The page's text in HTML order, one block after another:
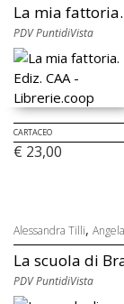
La mia fattoria.
PDV PuntidiVista
CARTACEO
€ 23,00
Alessandra Tilli,
La scuola di
PDV PuntidiVista